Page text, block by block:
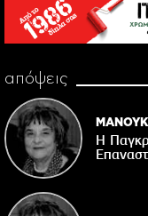
απόψεις
Η